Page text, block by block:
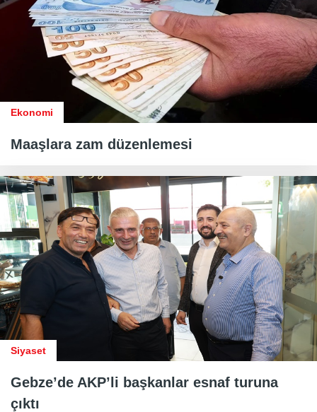
Ekonomi
Maaşlara zam düzenlemesi
Siyaset
Gebze’de AKP’li başkanlar esnaf turuna
çıktı